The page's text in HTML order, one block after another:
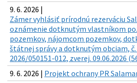
9. 6. 2026 |
Zámer vyhlásiť prírodnú rezerváciu
oznámenie dotknutým vlastníkom
pozemkov, nájomcom pozemkov,
štátnej správy a dotknutým obciam, č.
2026/050151-012, zverej. 09.06.2026
9. 6. 2026 | Projekt ochrany PR